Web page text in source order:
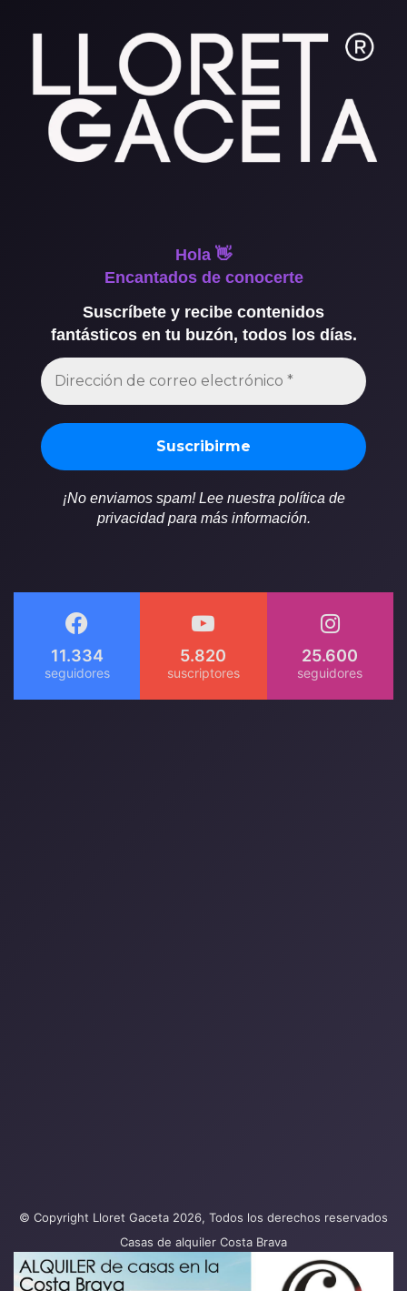
Hola 👋
Encantados de conocerte
Suscríbete y recibe contenidos
fantásticos en tu buzón, todos los días.
¡No enviamos spam! Lee nuestra política de
privacidad para más información.
11.334 5.820 25.600
© Copyright Lloret Gaceta 2026, Todos los derechos reservados
Casas de alquiler Costa Brava